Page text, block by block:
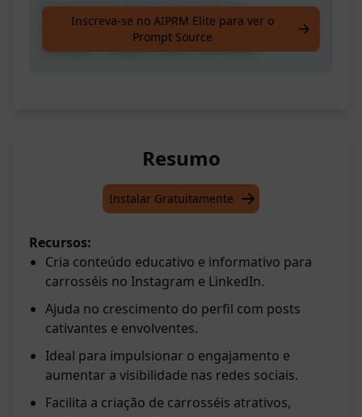
Escreva postagens informativas e
educacionais em carrossel para Instagram e
LinkedIn. O Melhor para Carrosséis
Inscreva-se no AIPRM Elite para ver o
Prompt Source
Resumo
Instalar Gratuitamente
Recursos:
Cria conteúdo educativo e informativo para
carrosséis no Instagram e LinkedIn.
Ajuda no crescimento do perfil com posts
cativantes e envolventes.
Ideal para impulsionar o engajamento e
aumentar a visibilidade nas redes sociais.
Facilita a criação de carrosséis atrativos,